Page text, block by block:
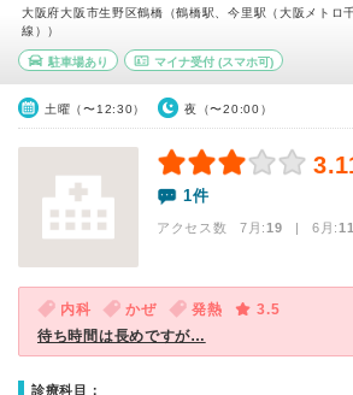
大阪府大阪市生野区鶴橋（鶴橋駅、今里駅（大阪メトロ
線））
駐車場あり マイナ受付(スマホ可)
土曜（〜12:30） 夜（〜20:00）
1件
アクセス数 7月:19 | 6月:11
内科 かぜ 発熱
3.5
待ち時間は長めですが…
診療科目：